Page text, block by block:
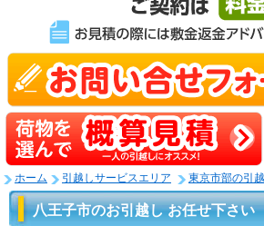
ホーム 引越しサービスエリア 東京市部の引
八王子市のお引越し お任せ下さい